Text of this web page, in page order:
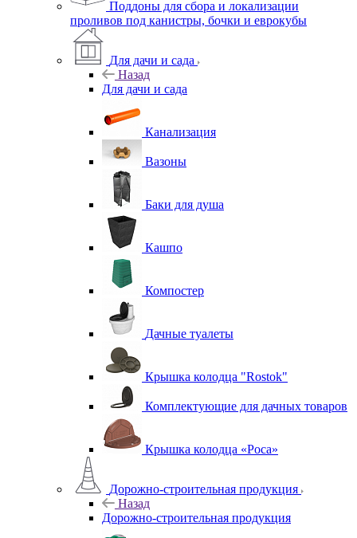
Поддоны для сбора и локализации
проливов под канистры, бочки и еврокубы
Для дачи и сада
Назад
Для дачи и сада
Канализация
Вазоны
Баки для душа
Кашпо
Компостер
Дачные туалеты
Крышка колодца "Rostok"
Комплектующие для дачных товаров
Крышка колодца «Роса»
Дорожно-строительная продукция
Назад
Дорожно-строительная продукция